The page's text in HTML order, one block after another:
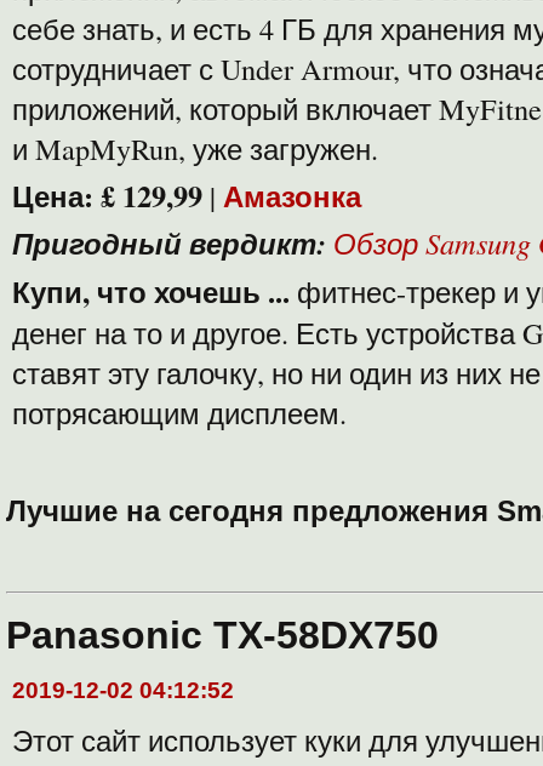
себе знать, и есть 4 ГБ для хранения
сотрудничает с Under Armour, что
приложений, который включает
и MapMyRun, уже загружен.
Цена: £ 129,99 | Амазонка
Пригодный вердикт: Обзор
Купи, что хочешь ... фитнес-трекер и
денег на то и другое. Есть устройства
ставят эту галочку, но ни один из них
потрясающим дисплеем.
Лучшие на сегодня предложения
Panasonic TX-58DX750
2019-12-02 04:12:52
Этот сайт использует куки для